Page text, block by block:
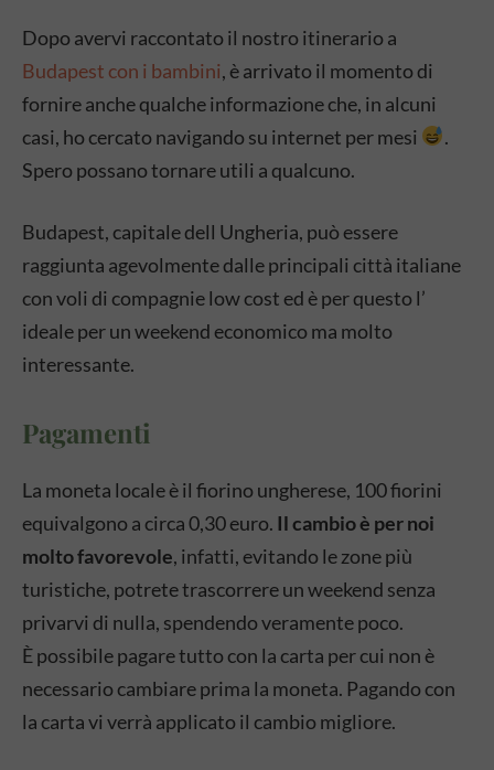
Dopo avervi raccontato il nostro itinerario a
Budapest con i bambini, è arrivato il momento di
fornire anche qualche informazione che, in alcuni
casi, ho cercato navigando su internet per mesi
.
Spero possano tornare utili a qualcuno.
Budapest, capitale dell Ungheria, può essere
raggiunta agevolmente dalle principali città italiane
con voli di compagnie low cost ed è per questo l’
ideale per un weekend economico ma molto
interessante.
Pagamenti
La moneta locale è il fiorino ungherese, 100 fiorini
equivalgono a circa 0,30 euro. Il cambio è per noi
molto favorevole, infatti, evitando le zone più
turistiche, potrete trascorrere un weekend senza
privarvi di nulla, spendendo veramente poco.
È possibile pagare tutto con la carta per cui non è
necessario cambiare prima la moneta. Pagando con
la carta vi verrà applicato il cambio migliore.